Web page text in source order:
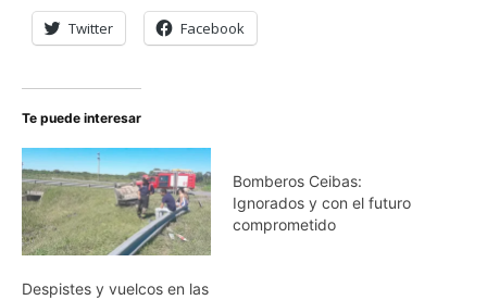
Twitter Facebook
Te puede interesar
Despistes y vuelcos en las
Bomberos Ceibas:
Ignorados y con el futuro
comprometido